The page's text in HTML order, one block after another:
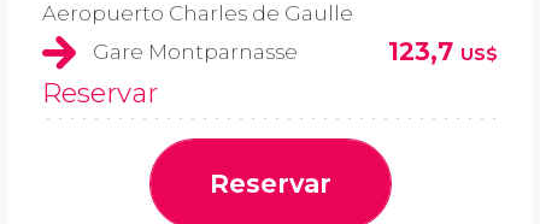
Aeropuerto Charles de Gaulle
Gare Montparnasse
123,7 US$
Reservar
Reservar